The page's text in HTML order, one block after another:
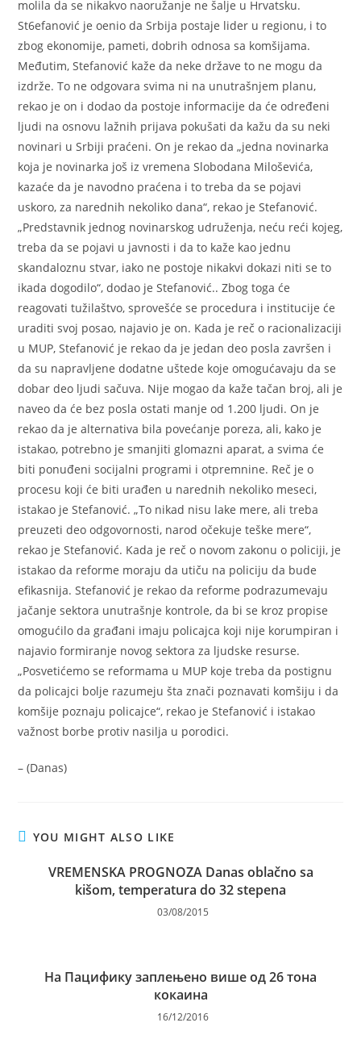
molila da se nikakvo naoružanje ne šalje u Hrvatsku.
St6efanović je oenio da Srbija postaje lider u regionu, i to
zbog ekonomije, pameti, dobrih odnosa sa komšijama.
Međutim, Stefanović kaže da neke države to ne mogu da
izdrže. To ne odgovara svima ni na unutrašnjem planu,
rekao je on i dodao da postoje informacije da će određeni
ljudi na osnovu lažnih prijava pokušati da kažu da su neki
novinari u Srbiji praćeni. On je rekao da „jedna novinarka
koja je novinarka još iz vremena Slobodana Miloševića,
kazaće da je navodno praćena i to treba da se pojavi
uskoro, za narednih nekoliko dana“, rekao je Stefanović.
„Predstavnik jednog novinarskog udruženja, neću reći kojeg,
treba da se pojavi u javnosti i da to kaže kao jednu
skandaloznu stvar, iako ne postoje nikakvi dokazi niti se to
ikada dogodilo“, dodao je Stefanović.. Zbog toga će
reagovati tužilaštvo, sprovešće se procedura i institucije će
uraditi svoj posao, najavio je on. Kada je reč o racionalizaciji
u MUP, Stefanović je rekao da je jedan deo posla završen i
da su napravljene dodatne uštede koje omogućavaju da se
dobar deo ljudi sačuva. Nije mogao da kaže tačan broj, ali je
naveo da će bez posla ostati manje od 1.200 ljudi. On je
rekao da je alternativa bila povećanje poreza, ali, kako je
istakao, potrebno je smanjiti glomazni aparat, a svima će
biti ponuđeni socijalni programi i otpremnine. Reč je o
procesu koji će biti urađen u narednih nekoliko meseci,
istakao je Stefanović. „To nikad nisu lake mere, ali treba
preuzeti deo odgovornosti, narod očekuje teške mere“,
rekao je Stefanović. Kada je reč o novom zakonu o policiji, je
istakao da reforme moraju da utiču na policiju da bude
efikasnija. Stefanović je rekao da reforme podrazumevaju
jačanje sektora unutrašnje kontrole, da bi se kroz propise
omogućilo da građani imaju policajca koji nije korumpiran i
najavio formiranje novog sektora za ljudske resurse.
„Posvetićemo se reformama u MUP koje treba da postignu
da policajci bolje razumeju šta znači poznavati komšiju i da
komšije poznaju policajce“, rekao je Stefanović i istakao
važnost borbe protiv nasilja u porodici.
– (Danas)
YOU MIGHT ALSO LIKE
VREMENSKA PROGNOZA Danas oblačno sa
kišom, temperatura do 32 stepena
03/08/2015
На Пацифику заплењено више од 26 тона
кокаина
16/12/2016